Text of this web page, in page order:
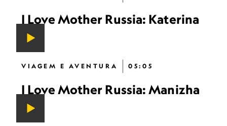
I Love Mother Russia: Katerina
VIAGEM E AVENTURA 05:05
I Love Mother Russia: Manizha